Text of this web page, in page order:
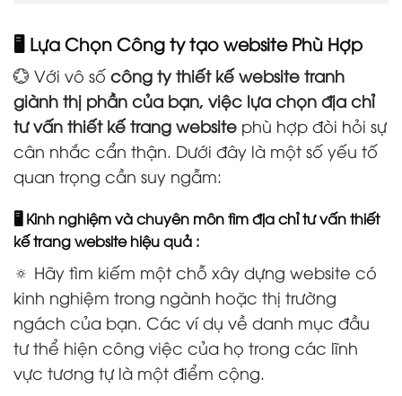
🖥️ Lựa Chọn Công ty tạo website Phù Hợp
💮 Với vô số công ty thiết kế website tranh
giành thị phần của bạn, việc lựa chọn địa chỉ
tư vấn thiết kế trang website phù hợp đòi hỏi sự
cân nhắc cẩn thận. Dưới đây là một số yếu tố
quan trọng cần suy ngẫm:
🖥️ Kinh nghiệm và chuyên môn tìm địa chỉ tư vấn thiết
kế trang website hiệu quả :
🔅 Hãy tìm kiếm một chỗ xây dựng website có
kinh nghiệm trong ngành hoặc thị trường
ngách của bạn. Các ví dụ về danh mục đầu
tư thể hiện công việc của họ trong các lĩnh
vực tương tự là một điểm cộng.